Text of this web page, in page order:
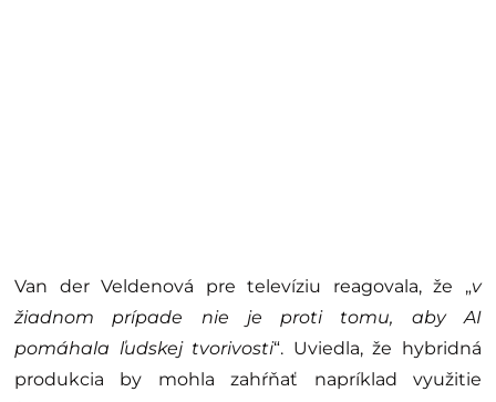
Van der Veldenová pre televíziu reagovala, že „v
žiadnom prípade nie je proti tomu, aby AI
pomáhala ľudskej tvorivosti“. Uviedla, že hybridná
produkcia by mohla zahŕňať napríklad využitie